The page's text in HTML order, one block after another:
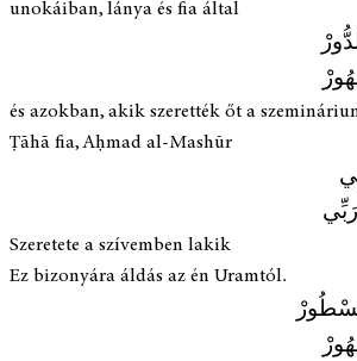
unokáiban, lánya és fia által
és azokban, akik szerették őt a
Ṭāhā fia, Aḥmad al-Mashūr
Szeretete a szívemben lakik
Ez bizonyára áldás az én Uramtól.